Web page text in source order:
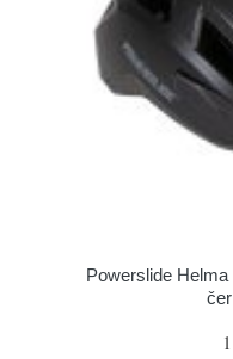
Powerslide